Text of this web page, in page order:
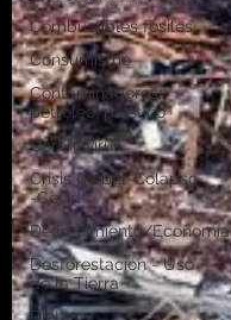
Combustibles fósiles
Consumismo
Contaminadores:
petróleo, plástico
Coronavirus
Crisis global-Colapso
-Covid
Decrecimiento/Economía
Desforestación - Uso
de la Tierra